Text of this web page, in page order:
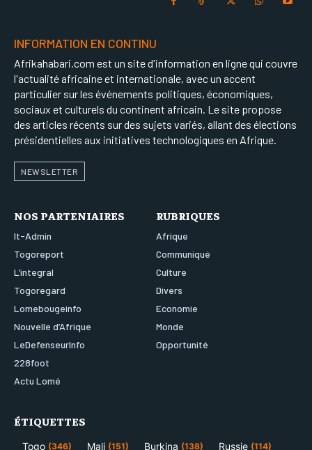
INFORMATION EN CONTINU
Afrikahabari.com est un site d'information en ligne qui couvre
l'actualité africaine et internationale, avec un accent
particulier sur les événements politiques, économiques,
sociaux et culturels du continent africain. Le site propose
des articles récents sur des sujets variés, allant des élections
présidentielles aux initiatives technologiques en Afrique.
NEWSLETTER
NOS PARTENIAIRES
It-Admin
Togoreport
L’integral
Togoregard
Lomebougeinfo
Nouvelle d’Afrique
LeDefenseurInfo
228foot
Actu Lomé
RUBRIQUES
Afrique
Communiqué
Culture
Divers
Economie
Monde
Opportunité
ÉTIQUETTES
Togo (346) Mali (151) Burkina (138) Russie (114)